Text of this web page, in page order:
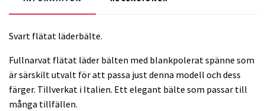
Svart flätat läderbälte.
Fullnarvat flätat läder bälten med blankpolerat spänne som
är särskilt utvalt för att passa just denna modell och dess
färger. Tillverkat i Italien. Ett elegant bälte som passar till
många tillfällen.